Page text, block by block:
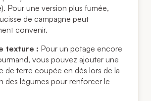
Pour une version plus fumée,
de campagne peut
convenir.
texture : Pour un potage encore
vous pouvez ajouter une
de terre coupée en dés lors de la
des légumes pour renforcer le